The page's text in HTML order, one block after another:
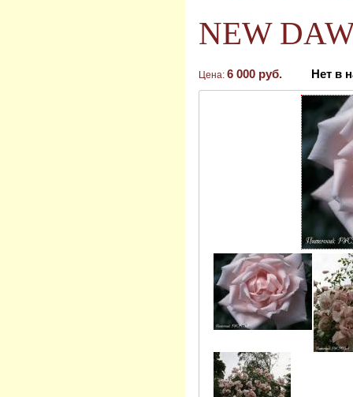
NEW
Цена: 6 000 руб. Нет в